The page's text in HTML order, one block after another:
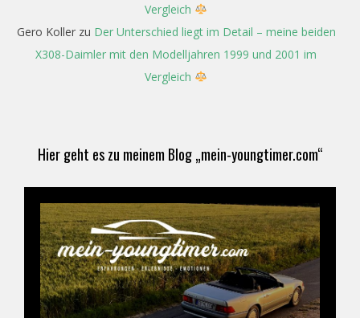
Vergleich
Gero Kollerzu Der Unterschied liegt im Detail – meine beiden
X308-Daimler mit den Modelljahren 1999 und 2001 im
Vergleich
Hier geht es zu meinem Blog „mein-youngtimer.com“